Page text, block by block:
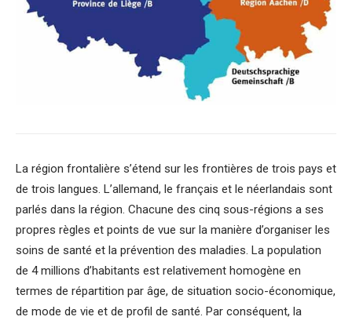
La région frontalière s’étend sur les frontières de trois pays et
de trois langues. L’allemand, le français et le néerlandais sont
parlés dans la région. Chacune des cinq sous-régions a ses
propres règles et points de vue sur la manière d’organiser les
soins de santé et la prévention des maladies. La population
de 4 millions d’habitants est relativement homogène en
termes de répartition par âge, de situation socio-économique,
de mode de vie et de profil de santé. Par conséquent, la